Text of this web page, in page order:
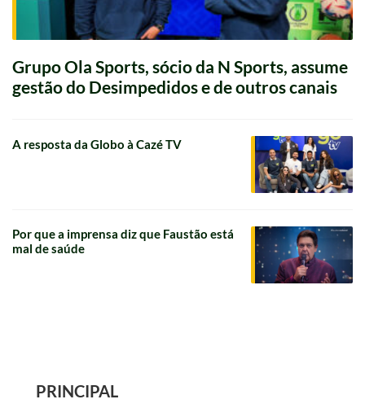
Grupo Ola Sports, sócio da N Sports, assume
gestão do Desimpedidos e de outros canais
A resposta da Globo à Cazé TV
Por que a imprensa diz que Faustão está
mal de saúde
PRINCIPAL